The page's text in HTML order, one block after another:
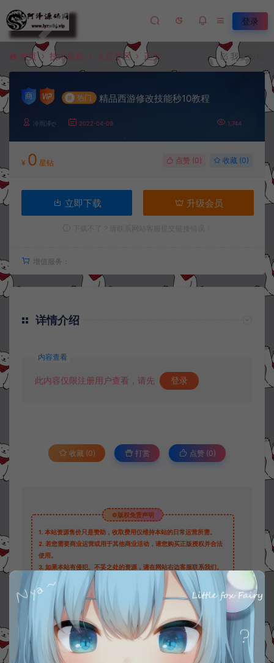
登录
首页 技术教程 大话专区 正文 我要投稿
# 热门 精品西游修改技能秒10教程
冷雨泽ღ 2022-04-09 1,744
¥ 0 星钻 点赞 (0) 收藏 (0)
立即下载 升级会员
增值服务：
详情介绍
内容查看
此内容仅限注册用户查看，请先 登录
收藏 (0) 打赏 点赞 (0)
©版权免责声明
1. 本站资源售价只是赞助，收取费用仅维持本站的日常运营所需。
2. 若您需要商业运营或用于其他商业活动，请您购买正版授权并合法
使用。
3. 如果本站有侵犯、不妥之处的资源，请在网站右边客服联系我们。
将会第一时间解决！
4.
本站提供的所有资源仅供参考学习使用，不存在任何商业目的与商
业用途，请大家不要用于商用！
侵权联系邮箱：32838727@qq.com
阿泽源码网 大话专区
精品西游修改技能秒10教程
https://www.lyzwlkj.vip/3685/hybk/dhzq/